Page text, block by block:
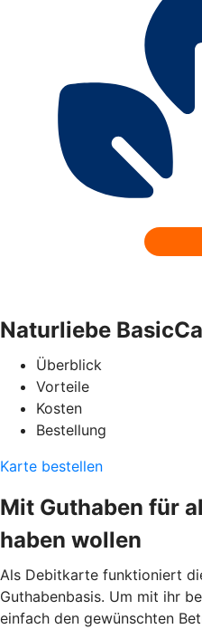
Naturliebe
Überblick
Vorteile
Kosten
Bestellung
Karte bestellen
Mit Guthaben für
haben wollen
Als Debitkarte funktioniert
Guthabenbasis. Um mit ihr
einfach den gewünschten